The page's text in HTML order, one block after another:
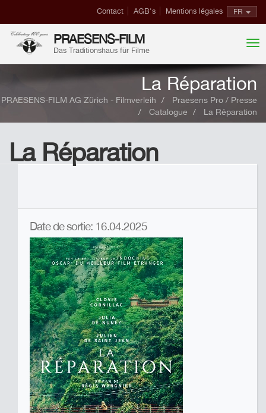
FR
Contact AGB's Mentions légales
PRAESENS-FILM
Das Traditionshaus für Filme
La Réparation
PRAESENS-FILM AG Zürich - Filmverleih
Praesens Pro / Presse
Catalogue
La Réparation
La Réparation
Date de sortie: 16.04.2025